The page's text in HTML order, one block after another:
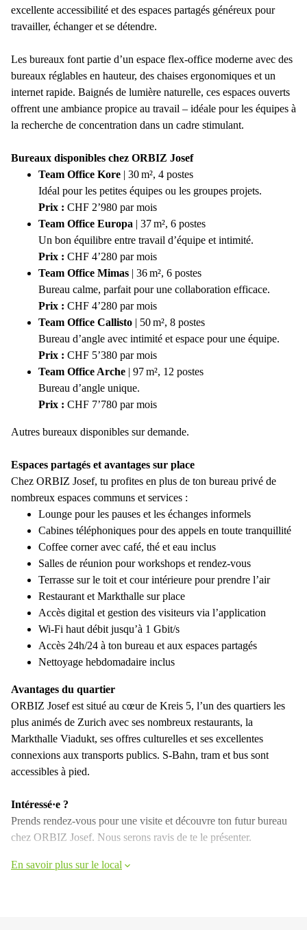
excellente accessibilité et des espaces partagés généreux pour
travailler, échanger et se détendre.
Les bureaux font partie d’un espace flex-office moderne avec des
bureaux réglables en hauteur, des chaises ergonomiques et un
internet rapide. Baignés de lumière naturelle, ces espaces ouverts
offrent une ambiance propice au travail – idéale pour les équipes à
la recherche de concentration dans un cadre stimulant.
Bureaux disponibles chez ORBIZ Josef
Team Office Kore | 30 m², 4 postes
Idéal pour les petites équipes ou les groupes projets.
Prix : CHF 2’980 par mois
Team Office Europa | 37 m², 6 postes
Un bon équilibre entre travail d’équipe et intimité.
Prix : CHF 4’280 par mois
Team Office Mimas | 36 m², 6 postes
Bureau calme, parfait pour une collaboration efficace.
Prix : CHF 4’280 par mois
Team Office Callisto | 50 m², 8 postes
Bureau d’angle avec intimité et espace pour une équipe.
Prix : CHF 5’380 par mois
Team Office Arche | 97 m², 12 postes
Bureau d’angle unique.
Prix : CHF 7’780 par mois
Autres bureaux disponibles sur demande.
Espaces partagés et avantages sur place
Chez ORBIZ Josef, tu profites en plus de ton bureau privé de
nombreux espaces communs et services :
Lounge pour les pauses et les échanges informels
Cabines téléphoniques pour des appels en toute tranquillité
Coffee corner avec café, thé et eau inclus
Salles de réunion pour workshops et rendez-vous
Terrasse sur le toit et cour intérieure pour prendre l’air
Restaurant et Markthalle sur place
Accès digital et gestion des visiteurs via l’application
Wi-Fi haut débit jusqu’à 1 Gbit/s
Accès 24h/24 à ton bureau et aux espaces partagés
Nettoyage hebdomadaire inclus
Avantages du quartier
ORBIZ Josef est situé au cœur de Kreis 5, l’un des quartiers les
plus animés de Zurich avec ses nombreux restaurants, la
Markthalle Viadukt, ses offres culturelles et ses excellentes
connexions aux transports publics. S-Bahn, tram et bus sont
accessibles à pied.
Intéressé·e ?
Prends rendez-vous pour une visite et découvre ton futur bureau
chez ORBIZ Josef. Nous serons ravis de te le présenter.
En savoir plus sur le local